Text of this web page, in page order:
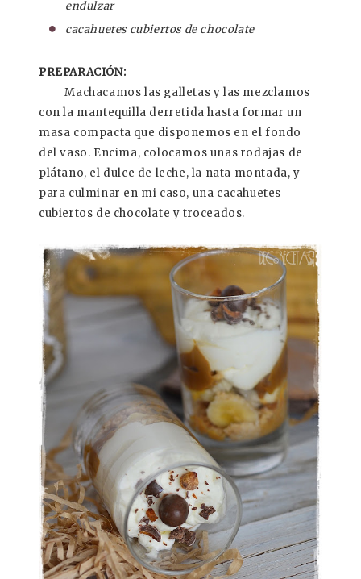
endulzar
cacahuetes cubiertos de chocolate
PREPARACIÓN:
Machacamos las galletas y las mezclamos
con la mantequilla derretida hasta formar un
masa compacta que disponemos en el fondo
del vaso. Encima, colocamos unas rodajas de
plátano, el dulce de leche, la nata montada, y
para culminar en mi caso, una cacahuetes
cubiertos de chocolate y troceados.